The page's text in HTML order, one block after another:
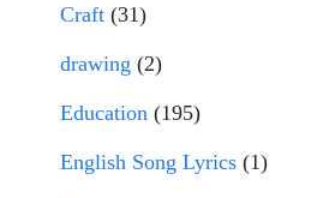
Craft (31)
drawing (2)
Education (195)
English Song Lyrics (1)